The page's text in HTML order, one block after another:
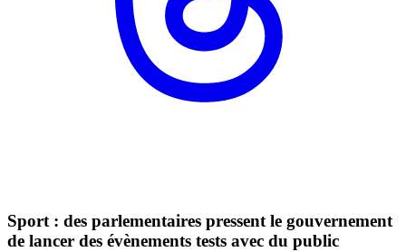
Sport : des parlementaires pressent le gouvernement
de lancer des évènements tests avec du public